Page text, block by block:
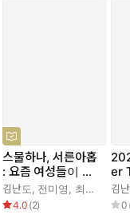
권정윤, 이혜원, 이수진 서
스물하나, 서른아홉
: 요즘 여성들이 쓰
는 뉴노멀
김난도, 전미영, 최지혜 권
4.0 (2)
er
김
0